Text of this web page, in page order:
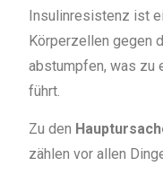
Insulinresistenz ist
Körperzellen gegen
abstumpfen, was zu
führt.
Zu den
zählen vor allen